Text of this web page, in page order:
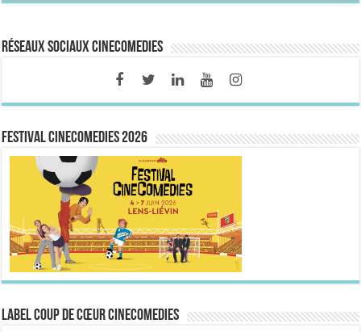
Réseaux sociaux CineComedies
FESTIVAL CINECOMEDIES 2026
Label Coup de Cœur CineComedies